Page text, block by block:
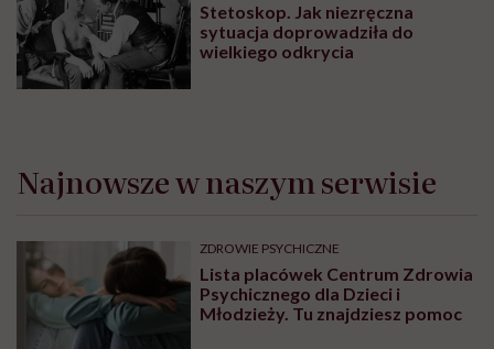
Stetoskop. Jak niezręczna
sytuacja doprowadziła do
wielkiego odkrycia
Najnowsze w naszym serwisie
ZDROWIE PSYCHICZNE
Lista placówek Centrum Zdrowia
Psychicznego dla Dzieci i
Młodzieży. Tu znajdziesz pomoc